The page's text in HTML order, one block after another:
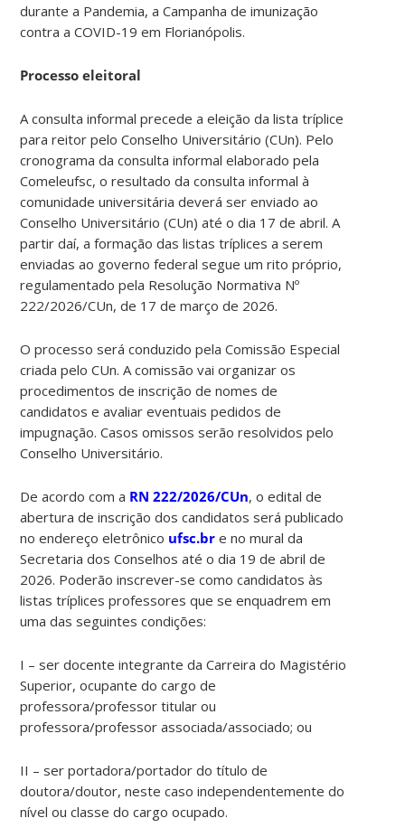
durante a Pandemia, a Campanha de imunização
contra a COVID-19 em Florianópolis.
Processo eleitoral
A consulta informal precede a eleição da lista tríplice
para reitor pelo Conselho Universitário (CUn). Pelo
cronograma da consulta informal elaborado pela
Comeleufsc, o resultado da consulta informal à
comunidade universitária deverá ser enviado ao
Conselho Universitário (CUn) até o dia 17 de abril. A
partir daí, a formação das listas tríplices a serem
enviadas ao governo federal segue um rito próprio,
regulamentado pela Resolução Normativa Nº
222/2026/CUn, de 17 de março de 2026.
O processo será conduzido pela Comissão Especial
criada pelo CUn. A comissão vai organizar os
procedimentos de inscrição de nomes de
candidatos e avaliar eventuais pedidos de
impugnação. Casos omissos serão resolvidos pelo
Conselho Universitário.
De acordo com a RN 222/2026/CUn, o edital de
abertura de inscrição dos candidatos será publicado
no endereço eletrônico ufsc.br e no mural da
Secretaria dos Conselhos até o dia 19 de abril de
2026. Poderão inscrever-se como candidatos às
listas tríplices professores que se enquadrem em
uma das seguintes condições:
I – ser docente integrante da Carreira do Magistério
Superior, ocupante do cargo de
professora/professor titular ou
professora/professor associada/associado; ou
II – ser portadora/portador do título de
doutora/doutor, neste caso independentemente do
nível ou classe do cargo ocupado.